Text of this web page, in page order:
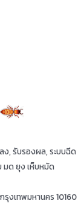
ง, รับรองผล, ระบบฉีด
มด ยุง เห็บหมัด
งเทพมหานคร 10160